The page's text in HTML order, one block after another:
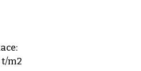
t/m2